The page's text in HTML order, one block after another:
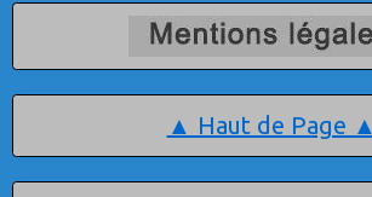
▲ Haut de Page ▲